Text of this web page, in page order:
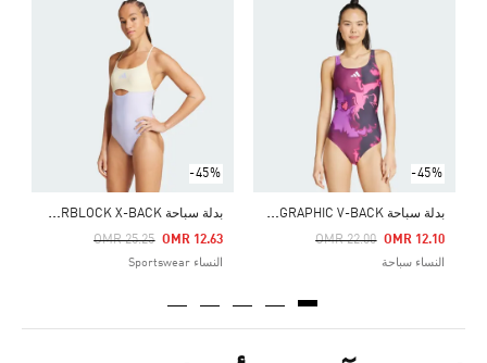
-45%
ب
دلة سباحة TIE-DYED GRAPHIC V-BACK
Price Reduced From
OMR 22.00
To OMR 12.10
النساء سباحة
-45%
ب
دلة سباحة PADDED COLORBLOCK X-BACK
Price Reduced From
OMR 25.25
To OMR 12.63
النساء Sportswear
Price Reduced From